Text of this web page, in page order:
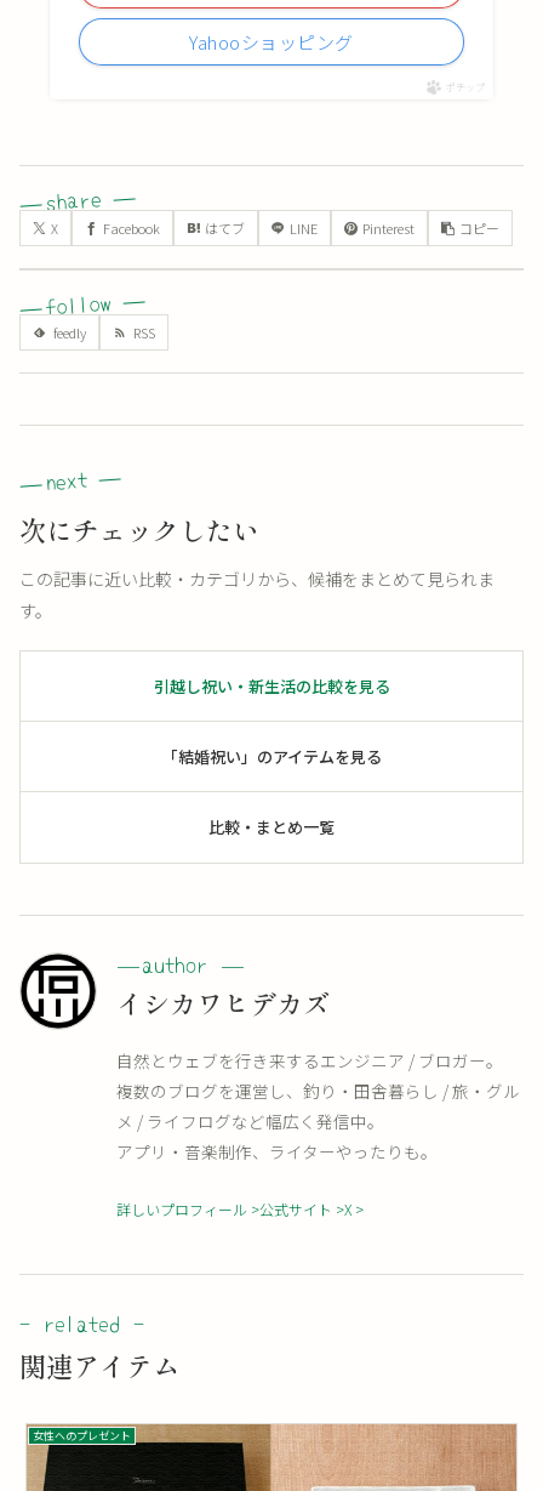
Yahooショッピング
ポチップ
X Facebook はてブ LINE Pinterest コピー
次にチェックしたい
この記事に近い比較・カテゴリから、候補をまとめて見られま
す。
引越し祝い・新生活の比較を見る
「結婚祝い」のアイテムを見る
比較・まとめ一覧
イシカワヒデカズ
自然とウェブを行き来するエンジニア / ブロガー。
複数のブログを運営し、釣り・田舎暮らし / 旅・グル
メ / ライフログなど幅広く発信中。
アプリ・音楽制作、ライターやったりも。
詳しいプロフィール 公式サイト X
関連アイテム
女性へのプレゼント